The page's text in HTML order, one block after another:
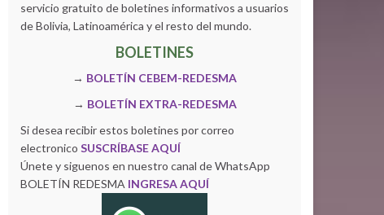
servicio gratuito de boletines informativos a usuarios
de Bolivia, Latinoamérica y el resto del mundo.
BOLETINES
→ BOLETÍN CEBEM-REDESMA
→ BOLETÍN EXTRA-REDESMA
Si desea recibir estos boletines por correo
electronico SUSCRÍBASE AQUÍ
Únete y siguenos en nuestro canal de WhatsApp
BOLETÍN REDESMA INGRESA AQUÍ